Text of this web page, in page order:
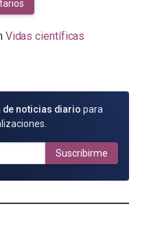
Vidas científicas
de noticias diario para
Suscribirme